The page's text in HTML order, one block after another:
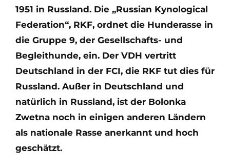
1951 in Russland. Die „Russian Kynological
Federation“, RKF, ordnet die Hunderasse in
die Gruppe 9, der Gesellschafts- und
Begleithunde, ein. Der VDH vertritt
Deutschland in der FCI, die RKF tut dies für
Russland. Außer in Deutschland und
natürlich in Russland, ist der Bolonka
Zwetna noch in einigen anderen Ländern
als nationale Rasse anerkannt und hoch
geschätzt.